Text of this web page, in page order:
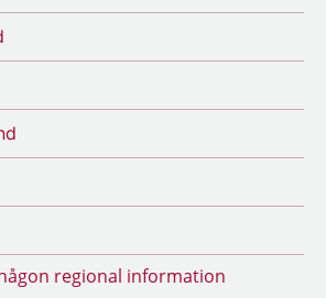
regional information